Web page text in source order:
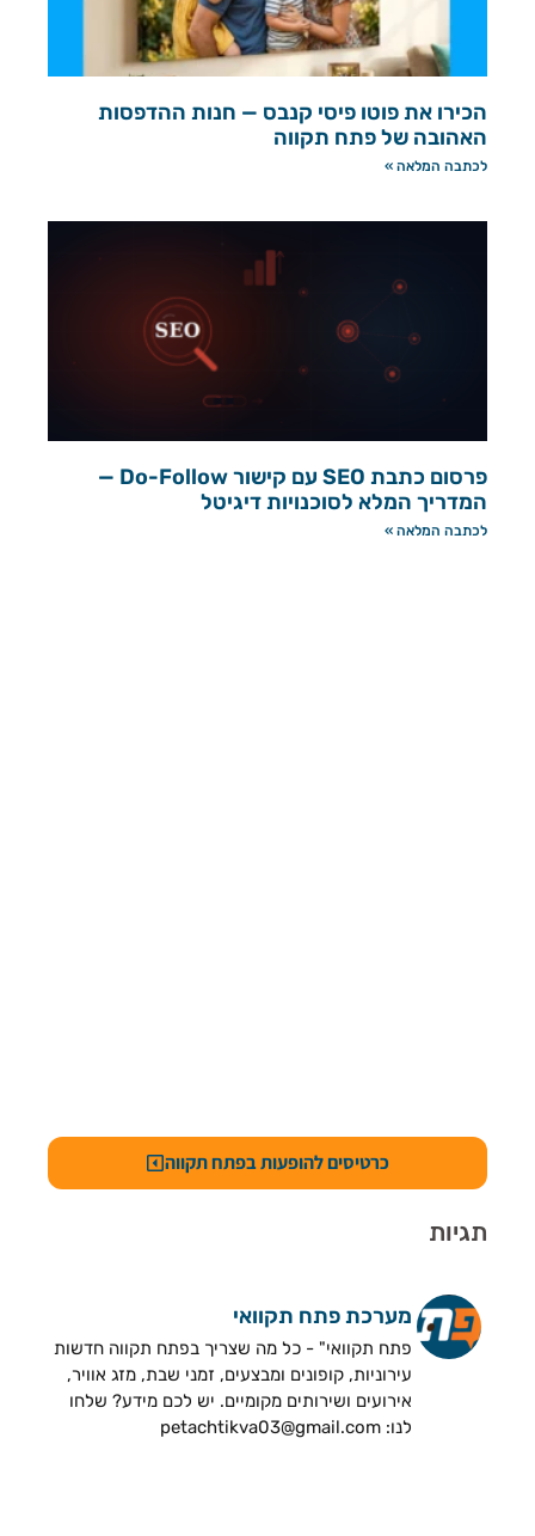
הכירו את פוטו פיסי קנבס — חנות ההדפסות
האהובה של פתח תקווה
לכתבה המלאה »
פרסום כתבת SEO עם קישור Do-Follow —
המדריך המלא לסוכנויות דיגיטל
לכתבה המלאה »
כרטיסים להופעות בפתח תקווה
תגיות
מערכת פתח תקוואי
פתח תקוואי" - כל מה שצריך בפתח תקווה חדשות
עירוניות, קופונים ומבצעים, זמני שבת, מזג אוויר,
אירועים ושירותים מקומיים. יש לכם מידע? שלחו
לנו: petachtikva03@gmail.com